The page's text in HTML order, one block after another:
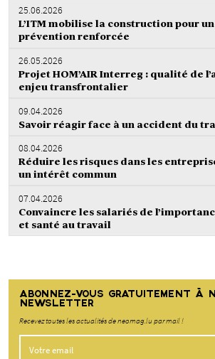
25.06.2026
L’ITM mobilise la construction pour
prévention renforcée
26.05.2026
Projet HOM’AIR Interreg : qualité de
enjeu transfrontalier
09.04.2026
Savoir réagir face à un accident du
08.04.2026
Réduire les risques dans les
un intérêt commun
07.04.2026
Convaincre les salariés de
et santé au travail
ABONNEZ-VOUS GRATUITEMENT À
NEWSLETTER
Recevez toutes les actualités de neomag.lu par mail !